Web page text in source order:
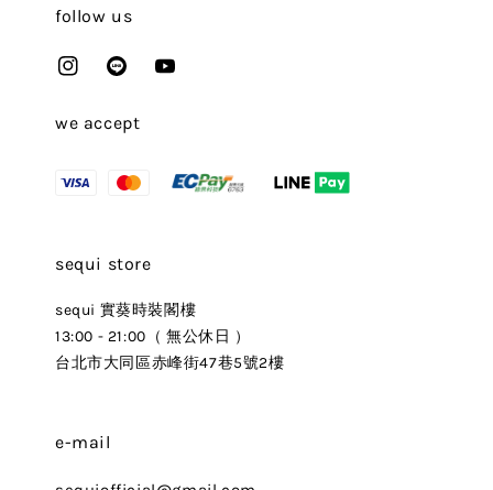
follow us
we accept
sequi store
sequi 實葵時裝閣樓
13:00 - 21:00（ 無公休日 ）
台北市大同區赤峰街47巷5號2樓
e-mail